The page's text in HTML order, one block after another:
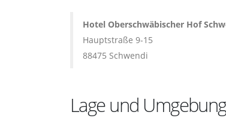
Hotel Oberschwäbischer Hof
Hauptstraße 9-15
88475 Schwendi
Lage und Umgebung